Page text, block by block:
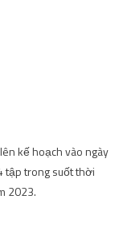
kế hoạch vào ngày
tập trong suốt thời
2023.